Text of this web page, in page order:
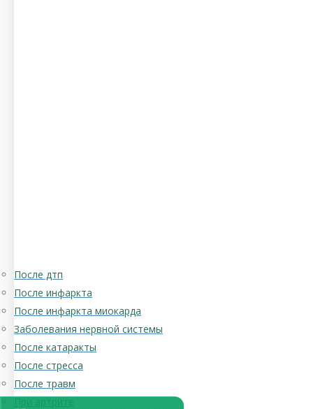
После дтп
После инфаркта
После инфаркта миокарда
Заболевания нервной системы
После катаракты
После стресса
После травм
При артрите